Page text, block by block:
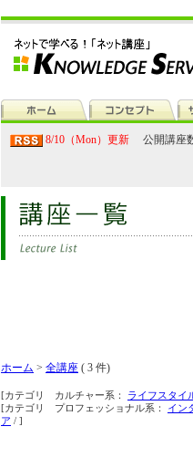
8/10（Mon）更新 公開講座
ホーム > 全講座 ( 3 件)
[カテゴリ カルチャー系： ライフスタイ
[カテゴリ プロフェッショナル系： イン
ア / ]